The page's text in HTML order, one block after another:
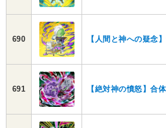
690 【人間と神への疑念
691 【絶対神の憤怒】合